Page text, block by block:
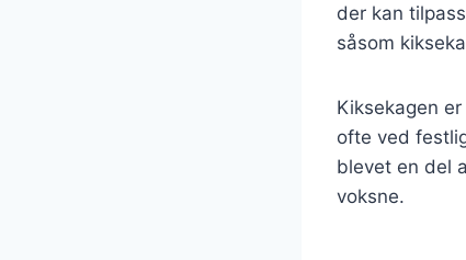
der kan
såsom
Kiksekagen
ofte ved
blevet en del
voksne.